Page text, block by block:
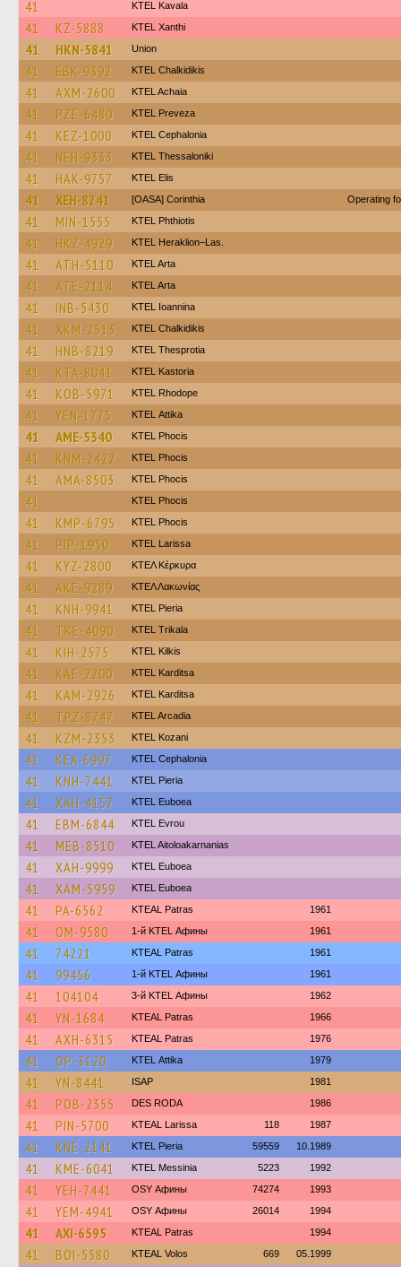
41 KTEL Kavala
41 KZ-5888 KTEL Xanthi
41 HKN-5841 Union
41 EBK-9392 ΚΤΕL Chalkidikis
41 AXM-2600 KTEL Achaia
41 PZE-6480 KTEL Preveza
41 KEZ-1000 KTEL Cephalonia
41 NEH-9333 KTEL Thessaloniki
41 HAK-9757 KTEL Elis
41 XEH-8241 [OASA] Corinthia Operating
41 MIN-1555 ΚΤΕL Phthiotis
41 HKZ-4929 KTEL Heraklion–Las.
41 ATH-5110 KTEL Arta
41 ATE-2114 KTEL Arta
41 INB-5430 KTEL Ioannina
41 XKM-2513 ΚΤΕL Chalkidikis
41 HNB-8219 KTEL Thesprotia
41 KTA-8041 KTEL Kastoria
41 KOB-5971 KTEL Rhodope
41 YEN-1775 KΤΕL Αttika
41 AME-5340 ΚΤΕL Phocis
41 KNM-2422 ΚΤΕL Phocis
41 AMA-8503 ΚΤΕL Phocis
41 ΚΤΕL Phocis
41 KMP-6795 ΚΤΕL Phocis
41 PIP-1950 KTEL Larissa
41 KYZ-2800 ΚΤΕΛ Κέρκυρα
41 AKE-9289 ΚΤΕΛ Λακωνίας
41 KNH-9941 KTEL Pieria
41 TKE-4090 ΚΤΕL Τrikala
41 KIH-2575 KTEL Kilkis
41 KAE-2200 ΚΤΕL Karditsa
41 KAM-2926 ΚΤΕL Karditsa
41 TPZ-8747 KTEL Arcadia
41 KZM-2353 ΚΤΕL Kozani
41 KEA-6997 KTEL Cephalonia
41 KNH-7441 KTEL Pieria
41 XAH-4157 ΚΤΕL Euboea
41 EBM-6844 KTEL Evrou
41 MEB-8510 KTEL Aitoloakarnanias
41 XAH-9999 ΚΤΕL Euboea
41 XAM-5959 ΚΤΕL Euboea
41 PA-6562 KTEAL Patras 1961
41 OM-9580 1-й KTEL Афины 1961
41 74221 KTEAL Patras 1961
41 99456 1-й KTEL Афины 1961
41 104104 3-й KTEL Афины 1962
41 YN-1684 KTEAL Patras 1966
41 AXH-6315 KTEAL Patras 1976
41 OP-3120 KΤΕL Αttika 1979
41 YN-8441 ISAP 1981
41 POB-2355 DES RODA 1986
41 PIN-5700 KTEAL Larissa 118 1987
41 KNE-2141 KTEL Pieria 59559 10.1989
41 KME-6041 KTEL Messinia 5223 1992
41 YEH-7441 OSY Афины 74274 1993
41 YEM-4941 OSY Афины 26014 1994
41 AXI-6595 KTEAL Patras 1994
41 BOI-5580 KTEAL Volos 669 05.1999